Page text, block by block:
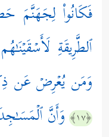
فَكَانُواْ لِجَهَنَّمَ
ٱلطَّرِیقَةِ
وَمَن یُعۡرِضۡ عَن
﴿١٧﴾ وَأَنَّ